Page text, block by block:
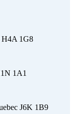
H4A 1G8
1A1
J6K 1B9